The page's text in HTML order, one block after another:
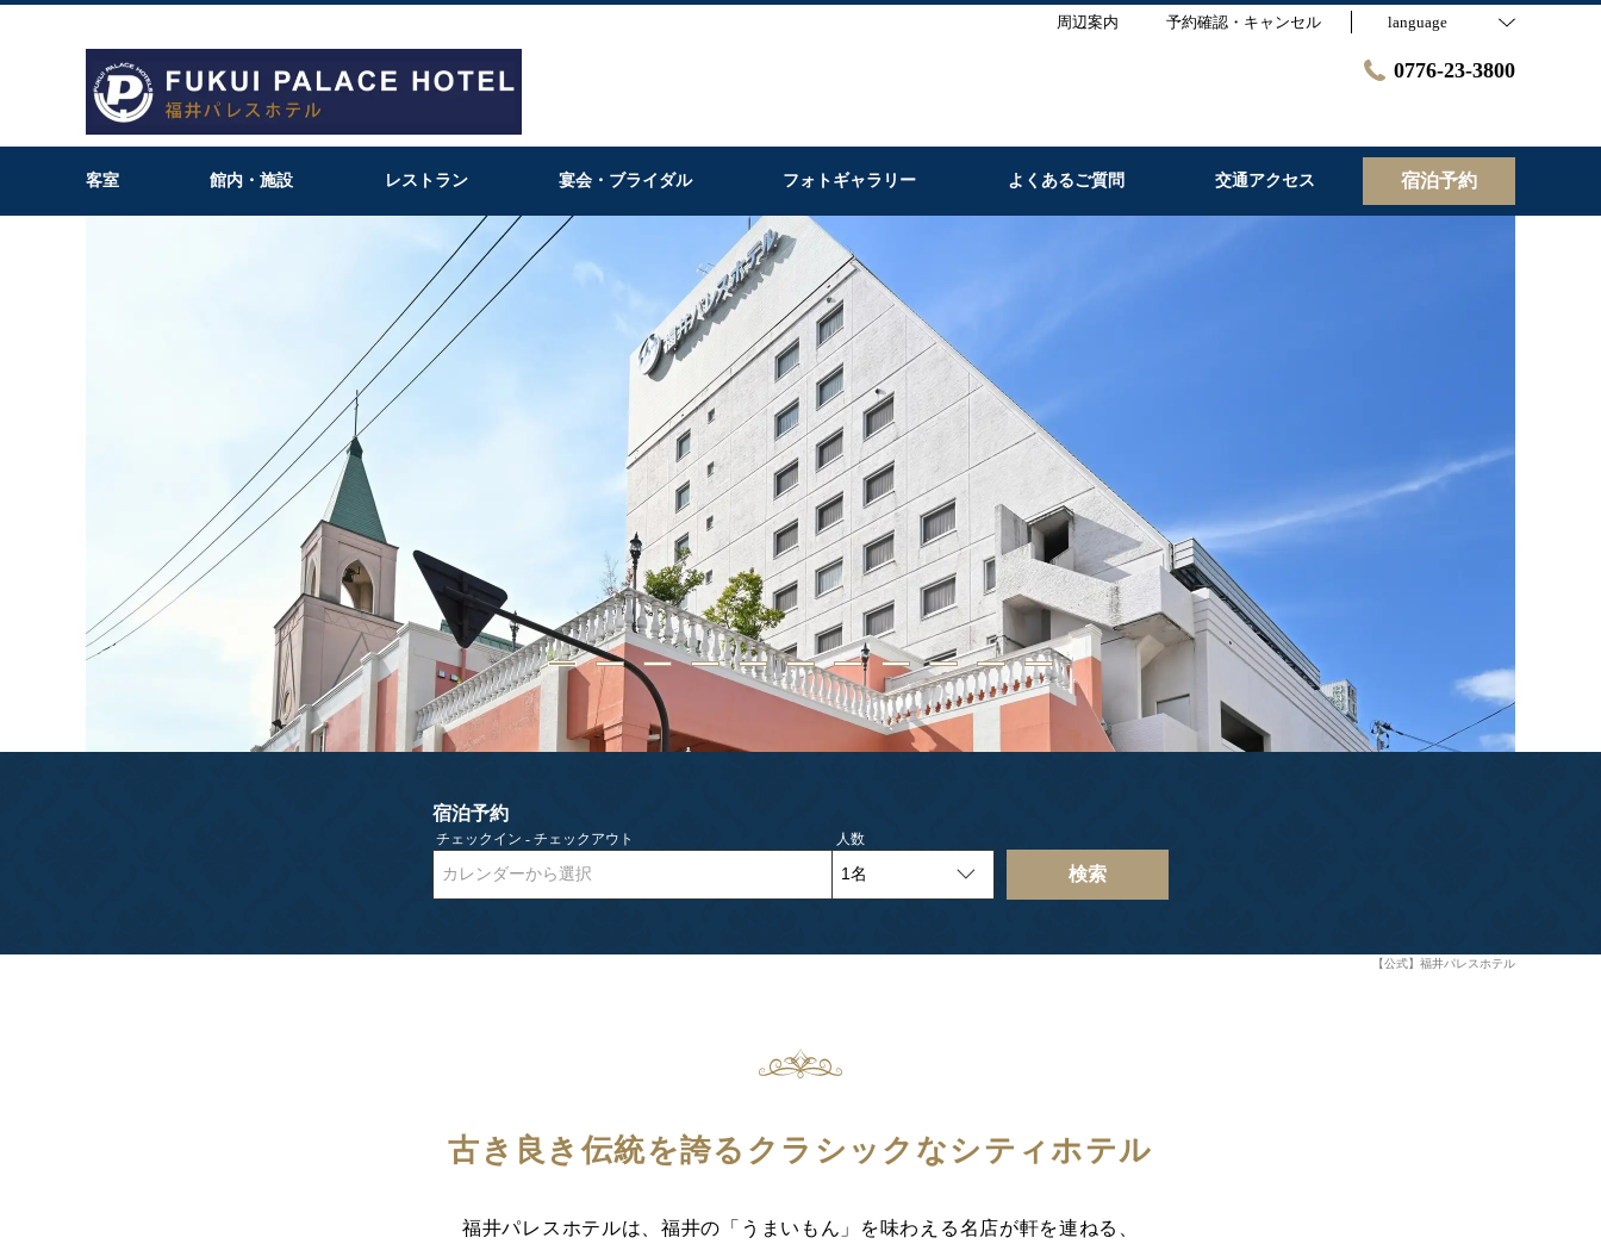
周辺案内 予約確認・キャンセル language
0776-23-3800
客室 館内・施設 レストラン 宴会・ブライダル フォトギャラリー よくあるご質問 交通アクセス 宿泊予約
宿泊予約
チェックイン - チェックアウト
カレンダーから選択
人数
検索
【公式】福井パレスホテル
古き良き伝統を誇るクラシックなシティホテル
福井パレスホテルは、福井の「うまいもん」を味わえる名店が軒を連ねる、